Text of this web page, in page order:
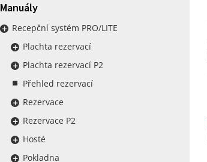
Manuály
Recepční systém PRO/LITE
Plachta rezervací
Plachta rezervací P2
Přehled rezervací
Rezervace
Rezervace P2
Hosté
Pokladna